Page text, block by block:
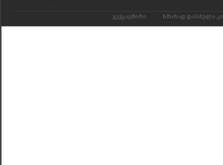
უკუკავშირი ხშირად დასმული